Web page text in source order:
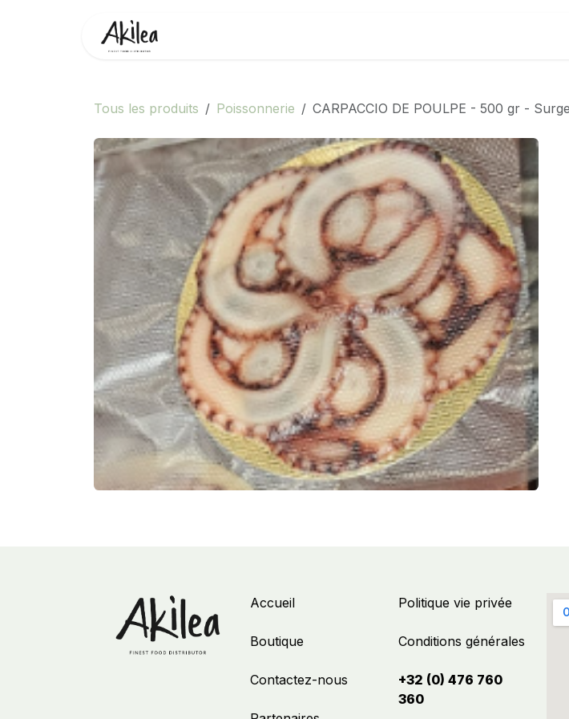
Tous les produits Poissonnerie CARPACCIO DE POULPE - 500 gr -
Politique vie privée
Conditions générales
+32 (0) 476 760
360
Accueil
Boutique
Contactez-nous